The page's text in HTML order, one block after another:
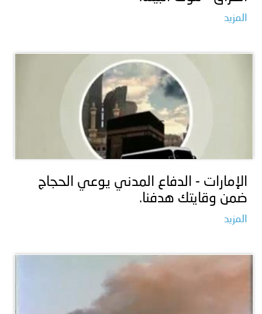
المزيد
الإمارات - الدفاع المدني يوعي الحجاج
ضمن وقايتك هدفنا.
المزيد